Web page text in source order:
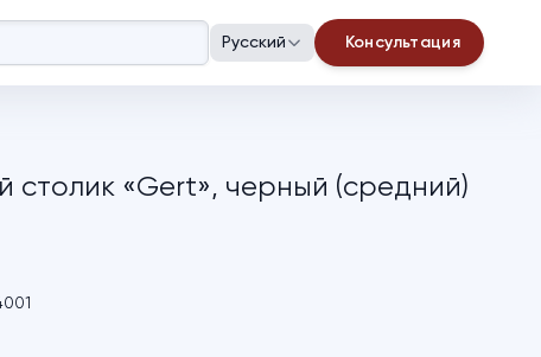
Русский Консультация
столик «Gert», черный (средний)